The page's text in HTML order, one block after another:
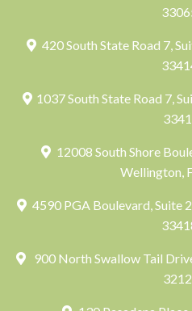
420 South State Road 7,
1037 South State Road 7,
12008 South Shore
Wellington,
4590 PGA Boulevard, Suite
900 North Swallow Tail